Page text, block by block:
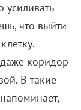
что выйти
коридор
В такие